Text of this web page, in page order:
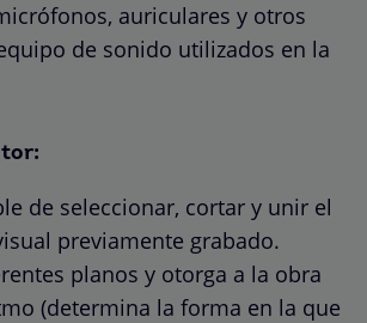
auriculares y otros
de sonido utilizados en la
de seleccionar, cortar y unir el
previamente grabado.
planos y otorga a la obra
(determina la forma en la que